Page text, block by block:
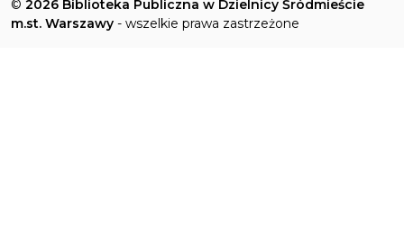
© 2026 Biblioteka Publiczna w Dzielnicy Śródmieście
m.st. Warszawy - wszelkie prawa zastrzeżone